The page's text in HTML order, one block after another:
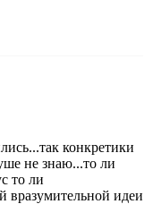
конкретики
не знаю...то ли
то ли
вразумительной идеи